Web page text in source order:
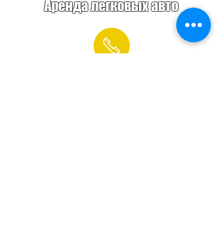
Аренда легковых авто